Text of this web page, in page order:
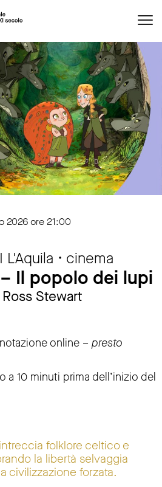
2026 ore 21:00
L'Aquila • cinema
Il popolo dei lupi
Stewart
online – presto
a 10 minuti prima dell’inizio del
folklore celtico e
la libertà selvaggia
civilizzazione forzata.